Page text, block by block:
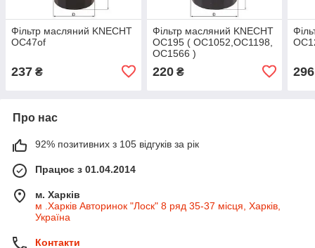
Фільтр масляний KNECHT
OC47of
237 ₴
Фільтр масляний KNECHT
OC195 ( OC1052,OC1198,
OC1566 )
220₴ 296
Про нас
92% позитивних з 105 відгуків за рік
Працює з 01.04.2014
м. Харків
м .Харків Авторинок "Лоск" 8 ряд 35-37 місця, Харків,
Україна
Контакти